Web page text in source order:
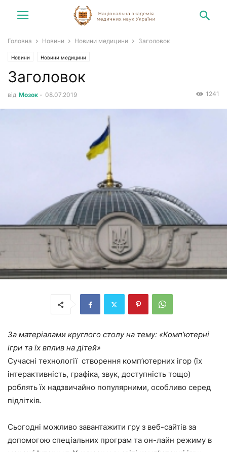
Головна Новини Новини медицини Заголовок
Новини Новини медицини
Заголовок
від Мозок - 08.07.2019 1241
За матеріалами круглого столуна тему: «Комп’ютерні
ігри та їх вплив на дітей»
Сучасні технології створення комп’ютерних ігор (їх
інтерактивність, графіка, звук, доступність тощо)
роблять їх надзвичайно популярними, особливо серед
підлітків.
Сьогодні можливо завантажити гру з веб-сайтів за
допомогою спеціальних програм та он-лайн режиму в